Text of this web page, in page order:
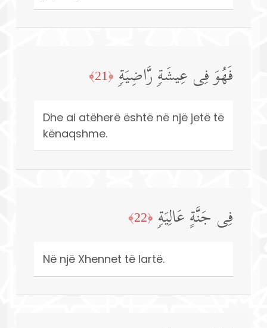
فَهُوَ فِی عِیشَةࣲ رَّاضِیَةࣲ ﴿21﴾
Dhe ai atëherë është në një jetë të
kënaqshme.
فِی جَنَّةٍ عَالِیَةࣲ ﴿22﴾
Në një Xhennet të lartë.